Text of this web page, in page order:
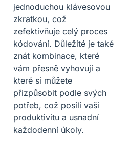
jednoduchou klávesovou
zkratkou, což
zefektivňuje celý proces
kódování. Důležité je také
znát kombinace, které
vám přesně vyhovují a
které si můžete
přizpůsobit podle svých
potřeb, což posílí vaši
produktivitu a usnadní
každodenní úkoly.